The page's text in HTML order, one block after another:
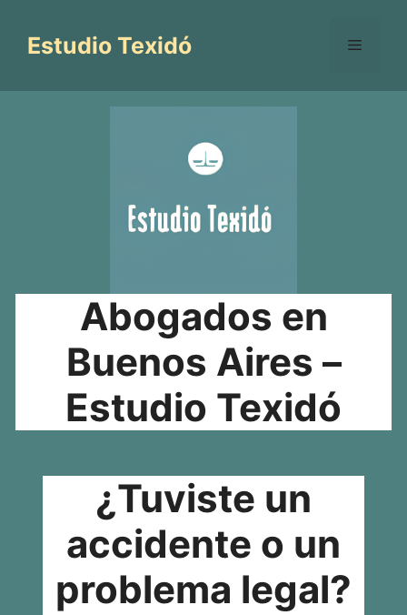
contenido
Estudio Texidó Menú
Abogados en
Buenos Aires –
Estudio Texidó
¿Tuviste un
accidente o un
problema legal?